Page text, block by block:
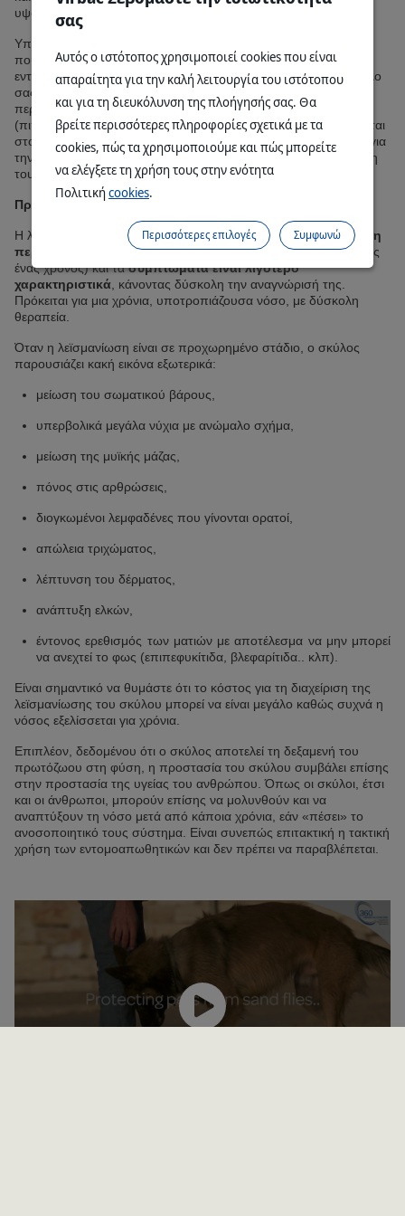
υψόμετρο μεταξύ 80 και 400 μέτρων.
Υπάρχουν πολλά αποτελεσματικά
που χρησιμοποιούνται ενάντια στις σκνίπες. Η εφαρμογή ενός
εντομοαπωθητικού κολλάρου (π.χ. με δελταμεθρίνη) στον σκύλο
σας, από τον Απρίλιο έως τον Οκτώβριο, είναι απαραίτητη σε
περιοχές υψηλού κινδύνου. Άλλες φαρμακοτεχνικές μορφές
(πιπέτες ή σπρεϊ, με τα οποία η εντομοκτόνος ουσία διασπείρεται
στο δέρμα) είναι επίσης χρήσιμες. Ρωτήστε τον κτηνίατρο σας για
την καταλληλότερη εντομοαπωθητική αγωγή για την περίπτωση
του σκύλου σας.
Προστατεύοντας τον σκύλο σας από τη λεϊσμανίωση
Η λεϊσμανίωση του σκύλου είναι μια αργά εξελισσόμενη νόσος: η
περίοδος επώασης μπορεί να είναι μεγάλη
(τρείς μήνες έως
ένας χρόνος) και τασυμπτώματα είναι λιγότερo
χαρακτηριστικά , κάνοντας δύσκολη την αναγνώρισή της.
Πρόκειται για μια χρόνια, υποτροπιάζουσα νόσο, με δύσκολη
θεραπεία.
Όταν η λεϊσμανίωση είναι σε προχωρημένο στάδιο, ο σκύλος
παρουσιάζει κακή εικόνα εξωτερικά:
μείωση του σωματικού βάρους,
υπερβολικά μεγάλα νύχια με ανώμαλο σχήμα,
μείωση της μυϊκής μάζας,
πόνος στις αρθρώσεις,
διογκωμένοι λεμφαδένες που γίνονται ορατοί,
απώλεια τριχώματος,
λέπτυνση του δέρματος,
ανάπτυξη ελκών,
έντονος ερεθισμός των ματιών με αποτέλεσμα να μην μπορεί
να ανεχτεί το φως (επιπεφυκίτιδα, βλεφαρίτιδα.. κλπ).
Είναι σημαντικό να θυμάστε ότι το κόστος για τη διαχείριση της
λεϊσμανίωσης του σκύλου μπορεί να είναι μεγάλο καθώς συχνά η
νόσος εξελίσσεται για χρόνια.
Επιπλέον, δεδομένου ότι ο σκύλος αποτελεί τη δεξαμενή του
πρωτόζωου στη φύση, η προστασία του σκύλου συμβάλει επίσης
στην προστασία της υγείας του ανθρώπου. Όπως οι σκύλοι, έτσι
και οι άνθρωποι, μπορούν επίσης να μολυνθούν και να
αναπτύξουν τη νόσο μετά από κάποια χρόνια, εάν «πέσει» το
ανοσοποιητικό τους σύστημα. Είναι συνεπώς επιτακτική η τακτική
χρήση των εντομοαπωθητικών και δεν πρέπει να παραβλέπεται.
σας
Αυτός ο ιστότοπος χρησιμοποιεί cookies που είναι
απαραίτητα για την καλή λειτουργία του ιστότοπου
και για τη διευκόλυνση της πλοήγησής σας. Θα
βρείτε περισσότερες πληροφορίες σχετικά με τα
cookies, πώς τα χρησιμοποιούμε και πώς μπορείτε
να ελέγξετε τη χρήση τους στην ενότητα
Πολιτικήcookies.
Συμφωνώ
Περισσότερες επιλογές